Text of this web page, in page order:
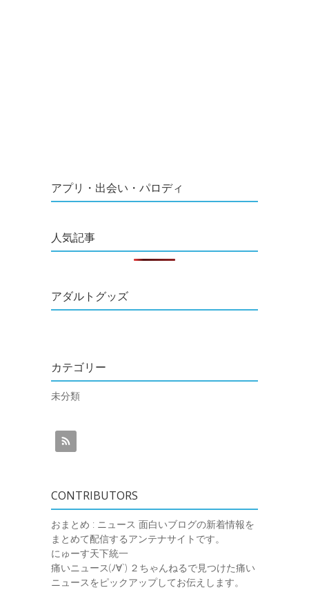
アプリ・出会い・パロディ
人気記事
アダルトグッズ
カテゴリー
未分類
CONTRIBUTORS
おまとめ : ニュース 面白いブログの新着情報を
まとめて配信するアンテナサイトです。
にゅーす天下統一
痛いニュース(ﾉ∀`) ２ちゃんねるで見つけた痛い
ニュースをピックアップしてお伝えします。